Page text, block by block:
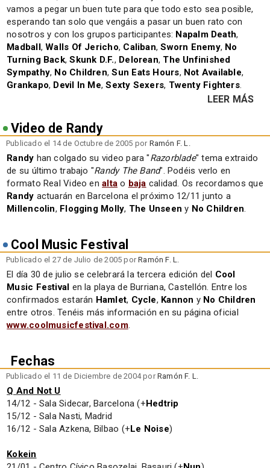
vamos a pegar un buen tute para que todo esto sea posible,
esperando tan solo que vengáis a pasar un buen rato con
nosotros y con los grupos participantes: Napalm Death,
Madball,Walls Of Jericho, Caliban,Sworn Enemy, No
Turning Back,Skunk D.F., Delorean, The Unfinished
Sympathy, No Children,Sun Eats Hours, Not Available,
Grankapo, Devil In Me,Sexty Sexers, Twenty Fighters.
LEER MÁS
Video de Randy
Publicado el 14 de Octubre de 2005 por Ramón F. L.
Randy han colgado su video para "Razorblade" tema extraido
de su último trabajo "Randy The Band". Podéis verlo en
formato Real Video enalta o baja calidad. Os recordamos que
Randy actuarán en Barcelona el próximo 12/11 junto a
Millencolin, Flogging Molly, The Unseen y No Children.
Cool Music Festival
Publicado el 27 de Julio de 2005 porRamón F. L.
El día 30 de julio se celebrará la tercera edición del Cool
Music Festival en la playa de Burriana, Castellón. Entre los
confirmados estarán Hamlet, Cycle, Kannon y No Children
entre otros. Tenéis más información en su página oficial
www.coolmusicfestival.com.
Fechas
Publicado el 11 de Diciembre de 2004 porRamón F. L.
Q And Not U
14/12 - Sala Sidecar, Barcelona (+Hedtrip
15/12 - Sala Nasti, Madrid
16/12 - Sala Azkena, Bilbao (+Le Noise)
Kokein